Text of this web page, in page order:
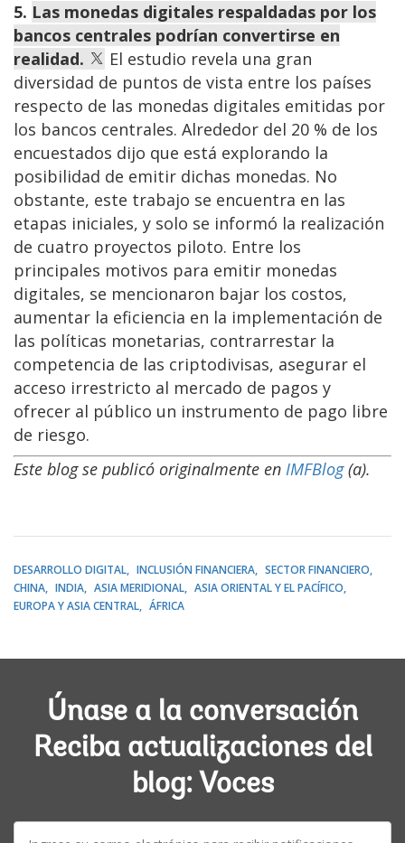
5. Las monedas digitales respaldadas por los
bancos centrales podrían convertirse en
realidad.
El estudio revela una gran
diversidad de puntos de vista entre los países
respecto de las monedas digitales emitidas por
los bancos centrales. Alrededor del 20 % de los
encuestados dijo que está explorando la
posibilidad de emitir dichas monedas. No
obstante, este trabajo se encuentra en las
etapas iniciales, y solo se informó la realización
de cuatro proyectos piloto. Entre los
principales motivos para emitir monedas
digitales, se mencionaron bajar los costos,
aumentar la eficiencia en la implementación de
las políticas monetarias, contrarrestar la
competencia de las criptodivisas, asegurar el
acceso irrestricto al mercado de pagos y
ofrecer al público un instrumento de pago libre
de riesgo.
Este blog se publicó originalmente en IMFBlog(a).
DESARROLLO DIGITAL INCLUSIÓN FINANCIERA
SECTOR FINANCIERO
CHINA
INDIA ASIA MERIDIONAL
ASIA ORIENTAL Y EL PACÍFICO
EUROPA Y ASIA CENTRAL
ÁFRICA
Únase a la conversación
Reciba actualizaciones del
blog: Voces